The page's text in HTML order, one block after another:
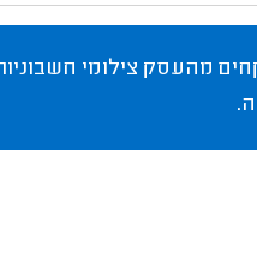
מהעסק צילומי